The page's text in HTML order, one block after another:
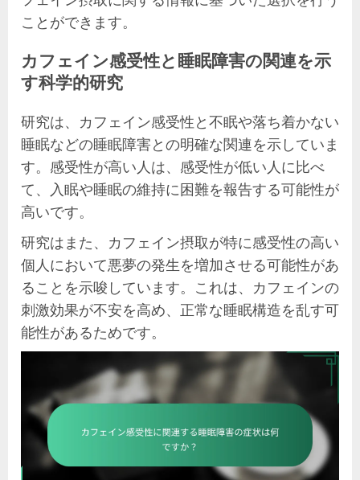
ことができます。
カフェイン感受性と睡眠障害の関連を示
す科学的研究
研究は、カフェイン感受性と不眠や落ち着かない
睡眠などの睡眠障害との明確な関連を示していま
す。感受性が高い人は、感受性が低い人に比べ
て、入眠や睡眠の維持に困難を報告する可能性が
高いです。
研究はまた、カフェイン摂取が特に感受性の高い
個人において悪夢の発生を増加させる可能性があ
ることを示唆しています。これは、カフェインの
刺激効果が不安を高め、正常な睡眠構造を乱す可
能性があるためです。